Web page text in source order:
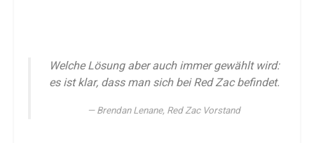
Welche Lösung aber auch immer gewählt wird:
es ist klar, dass man sich bei Red Zac befindet.
Brendan Lenane, Red Zac Vorstand